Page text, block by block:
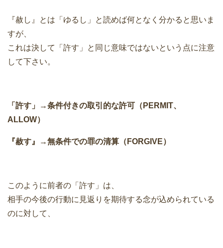
『赦し』とは「ゆるし」と読めば何となく分かると思いま
すが、
これは決して「許す」と同じ意味ではないという点に注意
して下さい。
「許す」→条件付きの取引的な許可（PERMIT、
ALLOW）
『赦す』→無条件での罪の清算（FORGIVE）
このように前者の「許す」は、
相手の今後の行動に見返りを期待する念が込められている
のに対して、